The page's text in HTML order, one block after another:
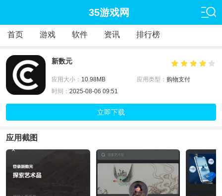
35游戏网
首页 游戏 软件 资讯 排行榜
新数元
应用大小： 10.98MB 应用类型： 购物支付
时间： 2025-08-06 09:51
立即下载
应用截图